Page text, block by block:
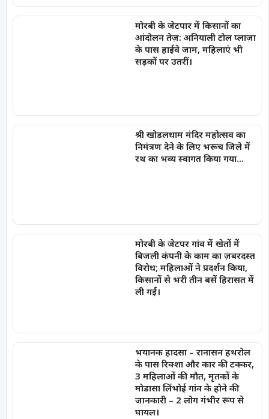
मोरबी के जेटपार में किसानों का
आंदोलन तेज़: अनियाली टोल प्लाज़ा
के पास हाईवे जाम, महिलाएं भी
सड़कों पर उतरीं।
श्री खोडलधाम मंदिर महोत्सव का
निमंत्रण देने के लिए भरूच जिले में
रथ का भव्य स्वागत किया गया…
मोरबी के जेटपर गांव में खेतों में
बिजली कंपनी के काम का ज़बरदस्त
विरोध; महिलाओं ने प्रदर्शन किया,
किसानों से भरी तीन बसें हिरासत में
ली गईं।
भयानक हादसा – रानासन हथरोल
के पास रिक्शा और कार की टक्कर,
3 महिलाओं की मौत, मृतकों के
मोडासा लिंभोई गांव के होने की
जानकारी – 2 लोग गंभीर रूप से
घायल।